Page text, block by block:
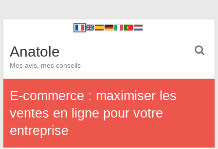
Anatole
Mes avis, mes conseils
E-commerce : maximiser les
ventes en ligne pour votre
entreprise